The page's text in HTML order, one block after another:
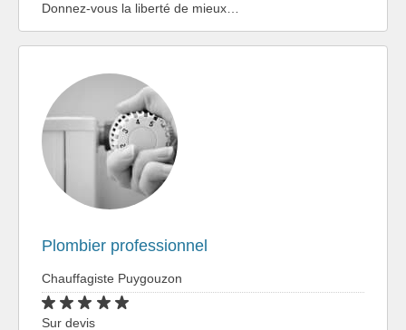
Donnez-vous la liberté de mieux…
Plombier professionnel
Chauffagiste Puygouzon
Sur devis